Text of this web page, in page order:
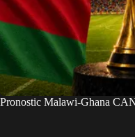
Pronostic Malawi-Ghana